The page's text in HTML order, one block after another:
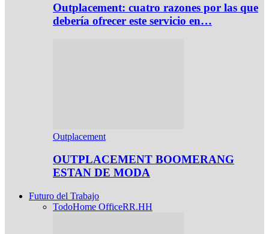
Outplacement: cuatro razones por las que
debería ofrecer este servicio en…
Outplacement
OUTPLACEMENT BOOMERANG
ESTAN DE MODA
Futuro del Trabajo
TodoHome OfficeRR.HH